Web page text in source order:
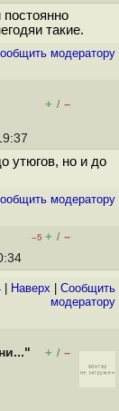
такие.
модератору
+ / –
утюгов, но и до
модератору
–5 + / –
Наверх
Cообщить
модератору
+ / –